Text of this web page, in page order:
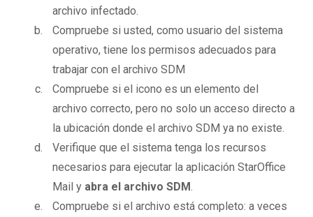
archivo infectado.
Compruebe si usted, como usuario del sistema
operativo, tiene los permisos adecuados para
trabajar con el archivo SDM
Compruebe si el icono es un elemento del
archivo correcto, pero no solo un acceso directo a
la ubicación donde el archivo SDM ya no existe.
Verifique que el sistema tenga los recursos
necesarios para ejecutar la aplicación StarOffice
Mail y abra el archivo SDM.
Compruebe si el archivo está completo: a veces